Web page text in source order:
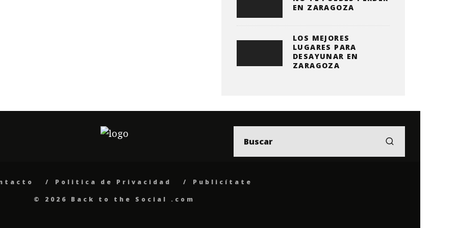
EN ZARAGOZA
LOS MEJORES
LUGARES PARA
DESAYUNAR EN
ZARAGOZA
Politica de Privacidad
Publicítate
© 2026 Back to the Social .com